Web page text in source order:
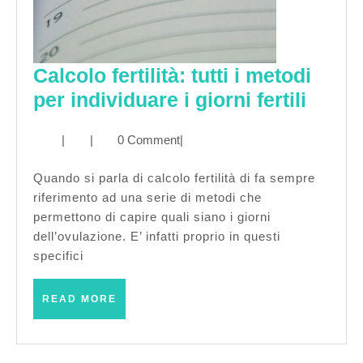
Calcolo fertilità: tutti i metodi
per individuare i giorni fertili
i
| | 0 Comment|
Quando si parla di calcolo fertilità di fa sempre
riferimento ad una serie di metodi che
permettono di capire quali siano i giorni
dell’ovulazione. E’ infatti proprio in questi
specifici
READ MORE